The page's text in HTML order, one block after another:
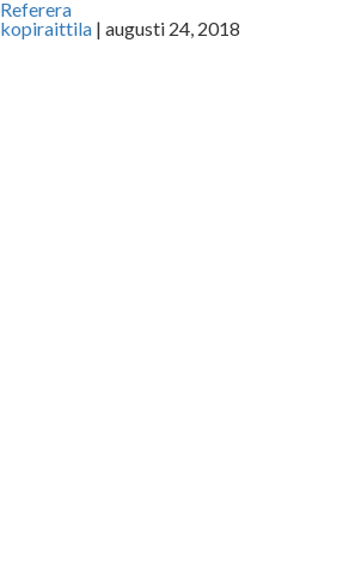
Referera
kopiraittila | augusti 24, 2018